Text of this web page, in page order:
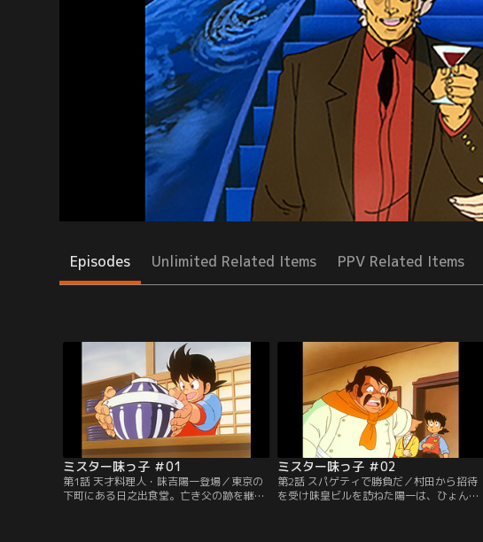
Episodes Unlimited Related Items PPV Related Items
ミスター味っ子 ＃01
第1話 天才料理人・味吉陽一登場／東京の
下町にある日之出食堂。亡き父の跡を継い
ミスター味っ子 ＃02
第2話 スパゲティで勝負だ／村田から招待
を受け味皇ビルを訪ねた陽一は、ひょんな